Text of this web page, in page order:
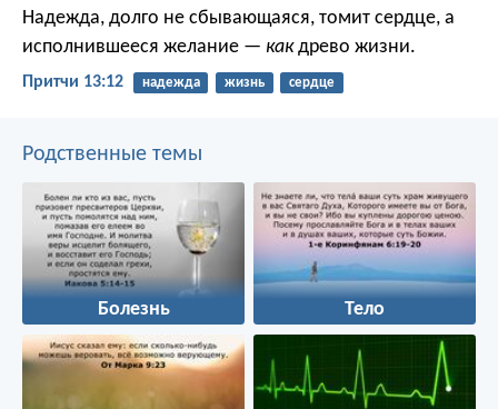
Надежда, долго не сбывающаяся, томит сердце, а
исполнившееся желание — какдрево жизни.
Притчи 13:12 надежда жизнь сердце
Родственные темы
Болезнь Тело